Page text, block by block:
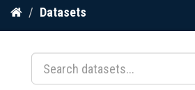
Skip
content
Datasets